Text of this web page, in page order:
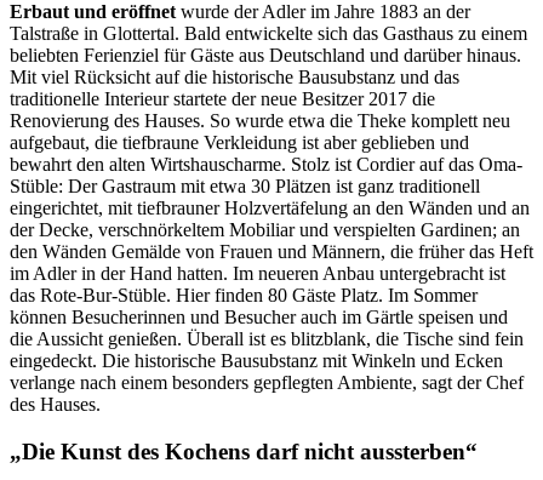
Erbaut und eröffnet wurde der Adler im Jahre 1883 an der
Talstraße in Glottertal. Bald entwickelte sich das Gasthaus zu einem
beliebten Ferienziel für Gäste aus Deutschland und darüber hinaus.
Mit viel Rücksicht auf die historische Bausubstanz und das
traditionelle Interieur startete der neue Besitzer 2017 die
Renovierung des Hauses. So wurde etwa die Theke komplett neu
aufgebaut, die tiefbraune Verkleidung ist aber geblieben und
bewahrt den alten Wirtshauscharme. Stolz ist Cordier auf das Oma-
Stüble: Der Gastraum mit etwa 30 Plätzen ist ganz traditionell
eingerichtet, mit tiefbrauner Holzvertäfelung an den Wänden und an
der Decke, verschnörkeltem Mobiliar und verspielten Gardinen; an
den Wänden Gemälde von Frauen und Männern, die früher das Heft
im Adler in der Hand hatten. Im neueren Anbau untergebracht ist
das Rote-Bur-Stüble. Hier finden 80 Gäste Platz. Im Sommer
können Besucherinnen und Besucher auch im Gärtle speisen und
die Aussicht genießen. Überall ist es blitzblank, die Tische sind fein
eingedeckt. Die historische Bausubstanz mit Winkeln und Ecken
verlange nach einem besonders gepflegten Ambiente, sagt der Chef
des Hauses.
„Die Kunst des Kochens darf nicht aussterben“